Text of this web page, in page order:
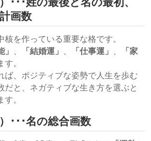
･･･姓の最後と名の最初、
画数
核を作っている重要な格です。
」 「結婚運」 「仕事運」
「家
す。
ば、ポジティブな姿勢で人生を歩む
だと、ネガティブな生き方を選ぶと
す。
･･･名の総合画数